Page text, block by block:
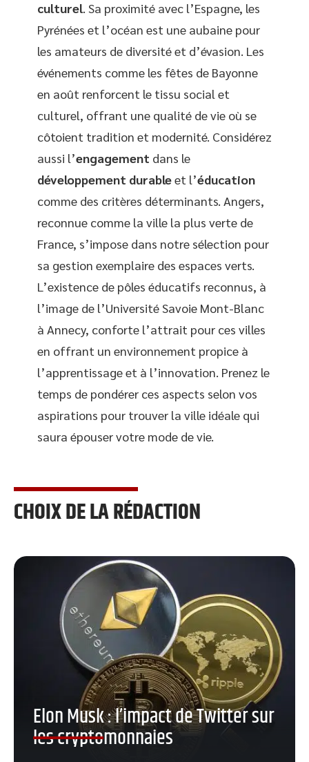
culturel . Sa proximité avec l’Espagne, les
Pyrénées et l’océan est une aubaine pour
les amateurs de diversité et d’évasion. Les
événements comme les fêtes de Bayonne
en août renforcent le tissu social et
culturel, offrant une qualité de vie où se
côtoient tradition et modernité. Considérez
aussi l’engagement dans le
développement durableet l’éducation
comme des critères déterminants. Angers,
reconnue comme la ville la plus verte de
France, s’impose dans notre sélection pour
sa gestion exemplaire des espaces verts.
L’existence de pôles éducatifs reconnus, à
l’image de l’Université Savoie Mont-Blanc
à Annecy, conforte l’attrait pour ces villes
en offrant un environnement propice à
l’apprentissage et à l’innovation. Prenez le
temps de pondérer ces aspects selon vos
aspirations pour trouver la ville idéale qui
saura épouser votre mode de vie.
CHOIX DE LA RÉDACTION
Elon Musk : l’impact de Twitter sur
les cryptomonnaies